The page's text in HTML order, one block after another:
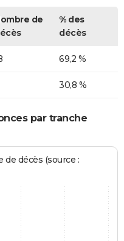
de
% des
décès
69,2 %
30,8 %
par tranche
décès (source :